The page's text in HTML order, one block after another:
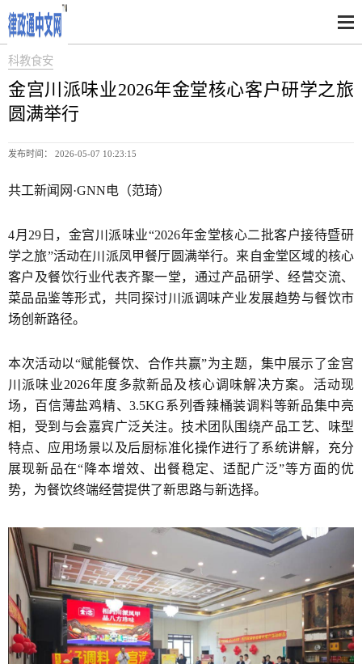
科教食安
金宫川派味业2026年金堂核心客户研学之旅
圆满举行
发布时间： 2026-05-07 10:23:15
共工新闻网·GNN电（范琦）
4月29日，金宫川派味业“2026年金堂核心二批客户接待暨研
学之旅”活动在川派凤甲餐厅圆满举行。来自金堂区域的核心
客户及餐饮行业代表齐聚一堂，通过产品研学、经营交流、
菜品品鉴等形式，共同探讨川派调味产业发展趋势与餐饮市
场创新路径。
本次活动以“赋能餐饮、合作共赢”为主题，集中展示了金宫
川派味业2026年度多款新品及核心调味解决方案。活动现
场，百信薄盐鸡精、3.5KG系列香辣桶装调料等新品集中亮
相，受到与会嘉宾广泛关注。技术团队围绕产品工艺、味型
特点、应用场景以及后厨标准化操作进行了系统讲解，充分
展现新品在“降本增效、出餐稳定、适配广泛”等方面的优
势，为餐饮终端经营提供了新思路与新选择。